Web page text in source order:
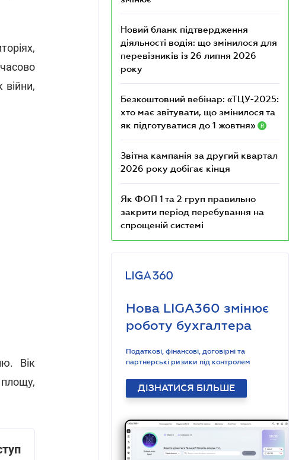
війни,
Вік
Новий бланк підтвердження
діяльності водія: що змінилося для
перевізників із 26 липня 2026
року
Безкоштовний вебінар: «ТЦУ-2025:
хто має звітувати, що змінилося та
як підготуватися до 1 жовтня»
R
Звітна кампанія за другий квартал
2026 року добігає кінця
Як ФОП 1 та 2 груп правильно
закрити період перебування на
спрощеній системі
Нова LIGA360 змінює
роботу бухгалтера
Податкові, фінансові, договірні та
партнерські ризики під контролем
ДІЗНАТИСЯ БІЛЬШЕ